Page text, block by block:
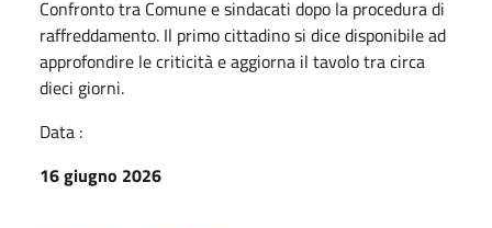
Confronto tra Comune e sindacati dopo la procedura di
raffreddamento. Il primo cittadino si dice disponibile ad
approfondire le criticità e aggiorna il tavolo tra circa
dieci giorni.
Data :
16 giugno 2026